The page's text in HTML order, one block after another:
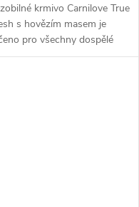
krmivo Carnilove True
s hovězím masem je
pro všechny dospělé
Holistická krmiva